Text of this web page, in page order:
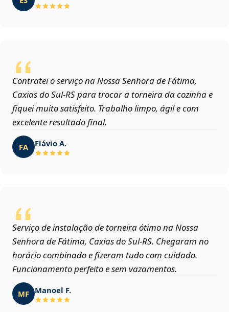
Contratei o serviço na Nossa Senhora de Fátima,
Caxias do Sul‑RS para trocar a torneira da cozinha e
fiquei muito satisfeito. Trabalho limpo, ágil e com
excelente resultado final.
FA Flávio A.
Serviço de instalação de torneira ótimo na Nossa
Senhora de Fátima, Caxias do Sul‑RS. Chegaram no
horário combinado e fizeram tudo com cuidado.
Funcionamento perfeito e sem vazamentos.
MF Manoel F.